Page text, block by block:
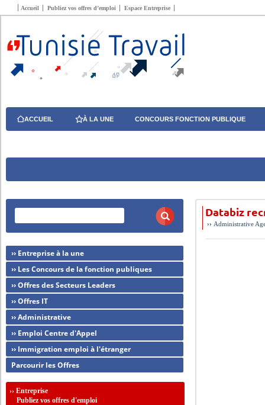
Accueil Publiez vos offres d’emploi Espace Entreprise
ACCUEIL À LA UNE CONCOURS FONCTION PUBLIQUE
Databiz
›› Administrative
›› Entreprise à la une
›› Les Concours de la fonction publiques
›› Offres des Secteurs Leaders
›› Offres IT
›› Administrative
›› Emploi Centre d'Appel
›› Immigration emploi à l'étranger
Parcourir les Offres
››Entreprise
Publiez vos offres d'emploi